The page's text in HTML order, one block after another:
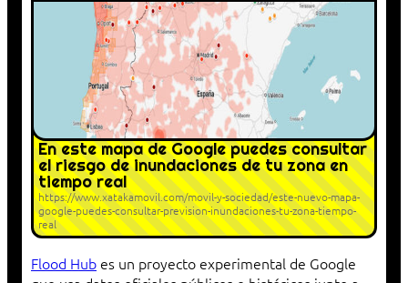
En este mapa de Google puedes consultar
el riesgo de inundaciones de tu zona en
tiempo real
https://www.xatakamovil.com/movil-y-sociedad/este-nuevo-mapa-
google-puedes-consultar-prevision-inundaciones-tu-zona-tiempo-
real
Flood Hub es un proyecto experimental de Google